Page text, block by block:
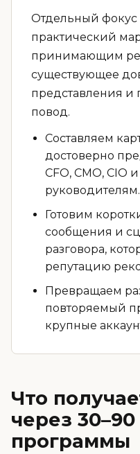
Отдельный
практический
принимающим
существующее
представления и
повод.
Составляем
достоверно
CFO, CMO, CIO
руководителям.
Готовим
сообщения и
разговора,
репутацию
Превращаем
повторяемый
крупные
Что
через
программы